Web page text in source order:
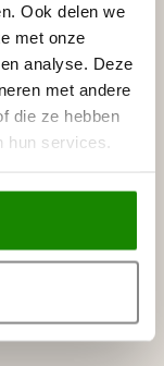
Ook delen we
met onze
analyse. Deze
met andere
die ze hebben
services.
€8,95